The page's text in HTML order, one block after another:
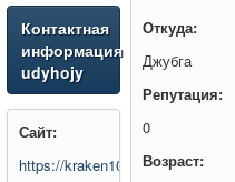
Контактная
информация
udyhojy
Сайт:
https://kraken10web.com/
Откуда:
Джубга
Репутация:
0
Возраст: